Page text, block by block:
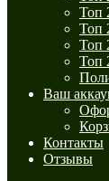
Топ
Топ
Топ
Топ
Ваш
Контакты
Отзывы